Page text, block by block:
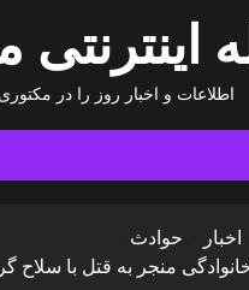
اطلاعات و اخبار روز را در مکتوری
اخبار
حوادث
منجر به قتل با سلاح